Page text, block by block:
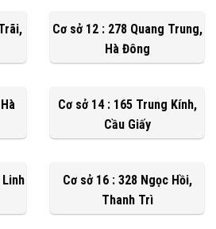
Cơ sở 12 : 278 Quang Trung,
Hà Đông
Cơ sở 14 : 165 Trung Kính,
Cầu Giấy
Linh
Cơ sở 16 : 328 Ngọc Hồi,
Thanh Trì